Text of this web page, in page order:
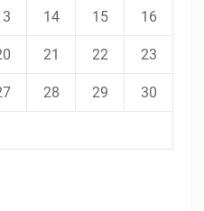
14 15 16
21 22 23
28 29 30